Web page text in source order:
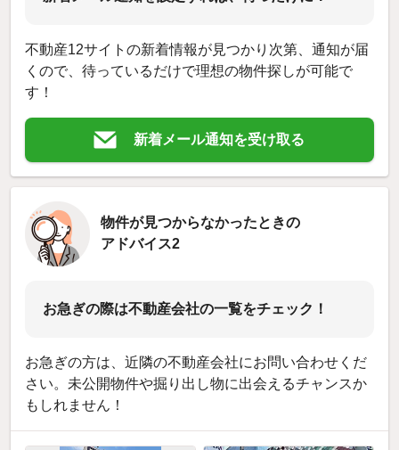
不動産12サイトの新着情報が見つかり次第、通知が届
くので、待っているだけで理想の物件探しが可能で
す！
新着メール通知を受け取る
物件が見つからなかったときの
アドバイス2
お急ぎの際は不動産会社の一覧をチェック！
お急ぎの方は、近隣の不動産会社にお問い合わせくだ
さい。未公開物件や掘り出し物に出会えるチャンスか
もしれません！